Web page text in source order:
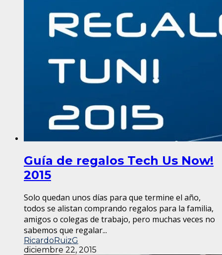
Guía de regalos Tech Us Now!
2015
Solo quedan unos días para que termine el año,
todos se alistan comprando regalos para la familia,
amigos o colegas de trabajo, pero muchas veces no
sabemos que regalar...
RicardoRuizG
diciembre 22, 2015